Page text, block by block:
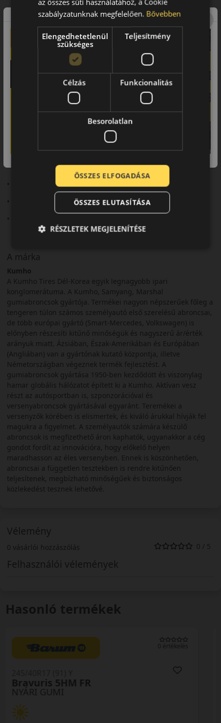
Biztonsági jellemzők
Stabil irányíthatóság és rövid fékút jellemzi.
Komfort és zajszint
Sportos hangolás mellett is kiegyensúlyozott komfortot kínál.
Felhasználási ajánlás
Sportos személyautókhoz, modern nyári közlekedéshez.
Összegzés
A PS72 ideális választás a korszerű sportos vezetéshez.
Fő előnyök röviden:
• Új generációs sportteljesítmény
• Kiváló tapadás
• Precíz irányíthatóság
• Modern kialakítás
A márka
Kumho
A Kumho Tires Dél-Korea egyik legnagyobb ipari
konglomerátuma. A Kumho, Samyang, Marshal
gumiabroncsok gyártója. Termékei nagyon népszerűek főleg a
tengeren túlon számos személyautó első szerelésű abroncsai,
de több európai gyártó (Smart-Mercedes, Volkswagen) is
előnyben részesíti kitűnő minőségük és nagyszerű ár/érték
arányuk miatt. Ázsiában, Észak-Amerikában és Európában
(Angliában) van a gyártónak kutató központja, illetve
Németországban végeznek termék fejlesztést. A
gumiabroncsok gyártása 1950-ben kezdődött és viszonylag
hamar globális hálózatot épített ki a Kumho. Aktívan vesz
részt az autósportban is, szponzorációval és
versenyabroncsok gyártásával egyaránt. Teremékei a
versenyzők körében is elismertek, és kiváló árukkal hívják fel
magukra a figyelmet. A személyautók számára készülő
abroncsok is megfizethető áron kaphatók, ugyanakkor a cég
gondot fordít az innovációra, hogy előkelő helyen
maradhasson az éles versenyben. Ennek is köszönhetően,
abroncsai a független tesztekben is rendre kitűnően
teljesítenek, megbízható minőségűek és biztonságos
közlekedést tesznek lehetővé.
Vélemény
0 vásárlói hozzászólás 0 / 5
Felhasználói vélemények
Hasonló termékek
0 értékelés
NYÁRI GUMI
Proxes Sport XL
szabályzatunknak megfelelően. Bővebben
Elengedhetetlenül
szükséges
Teljesítmény
Célzás Funkcionalitás
Besorolatlan
ÖSSZES ELFOGADÁSA
ÖSSZES ELUTASÍTÁSA
RÉSZLETEK MEGJELENÍTÉSE